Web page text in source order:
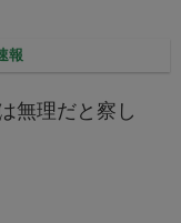
報
無理だと察し